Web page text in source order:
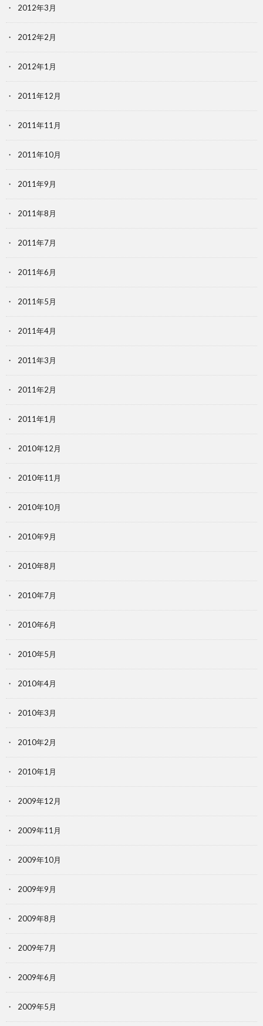
2012年3月
2012年2月
2012年1月
2011年12月
2011年11月
2011年10月
2011年9月
2011年8月
2011年7月
2011年6月
2011年5月
2011年4月
2011年3月
2011年2月
2011年1月
2010年12月
2010年11月
2010年10月
2010年9月
2010年8月
2010年7月
2010年6月
2010年5月
2010年4月
2010年3月
2010年2月
2010年1月
2009年12月
2009年11月
2009年10月
2009年9月
2009年8月
2009年7月
2009年6月
2009年5月